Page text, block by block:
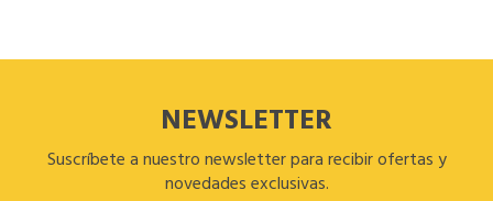
NEWSLETTER
Suscríbete a nuestro newsletter para recibir ofertas y
novedades exclusivas.